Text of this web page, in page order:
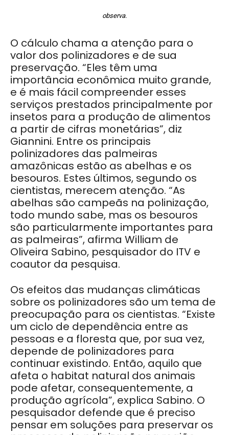
observa.
O cálculo chama a atenção para o
valor dos polinizadores e de sua
preservação. “Eles têm uma
importância econômica muito grande,
e é mais fácil compreender esses
serviços prestados principalmente por
insetos para a produção de alimentos
a partir de cifras monetárias”, diz
Giannini. Entre os principais
polinizadores das palmeiras
amazônicas estão as abelhas e os
besouros. Estes últimos, segundo os
cientistas, merecem atenção. “As
abelhas são campeãs na polinização,
todo mundo sabe, mas os besouros
são particularmente importantes para
as palmeiras”, afirma William de
Oliveira Sabino, pesquisador do ITV e
coautor da pesquisa.
Os efeitos das mudanças climáticas
sobre os polinizadores são um tema de
preocupação para os cientistas. “Existe
um ciclo de dependência entre as
pessoas e a floresta que, por sua vez,
depende de polinizadores para
continuar existindo. Então, aquilo que
afeta o habitat natural dos animais
pode afetar, consequentemente, a
produção agrícola”, explica Sabino. O
pesquisador defende que é preciso
pensar em soluções para preservar os